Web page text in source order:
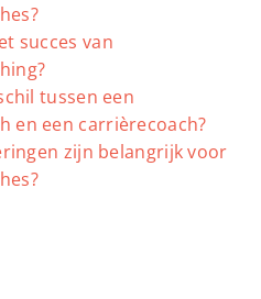
succes van
tussen een
en een carrièrecoach?
zijn belangrijk voor